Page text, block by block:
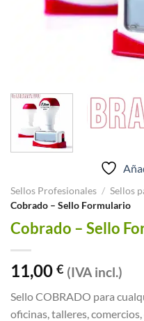
Sellos Profesionales / Sellos
Cobrado – Sello Formulario
Cobrado – Sello
11,00 € (IVA incl.)
Sello COBRADO para
oficinas, talleres, comercios,